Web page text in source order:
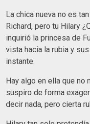
La chica nueva no es
Richard, pero tu Hilary
inquirió la princesa de
vista hacia la rubia y
instante.
Hay algo en ella que no
suspiro de forma
decir nada, pero cierta